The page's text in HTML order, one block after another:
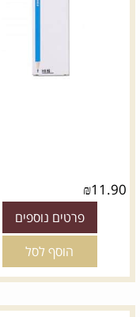
₪11.90
פרטים נוספים
הוסף לסל